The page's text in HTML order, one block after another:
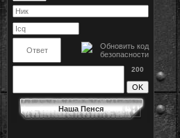
200
Наша Пенся